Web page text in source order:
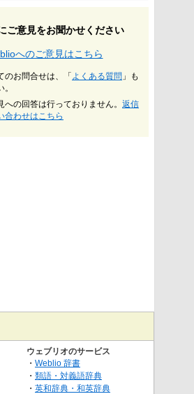
ご意見をお聞かせください
へのご意見はこちら
お問合せは、「 よくある質問 」も
の回答は行っておりません。 返信
合わせはこちら
ウェブリオのサービス
・ Weblio 辞書
・ 類語・対義語辞典
・ 英和辞典・和英辞典